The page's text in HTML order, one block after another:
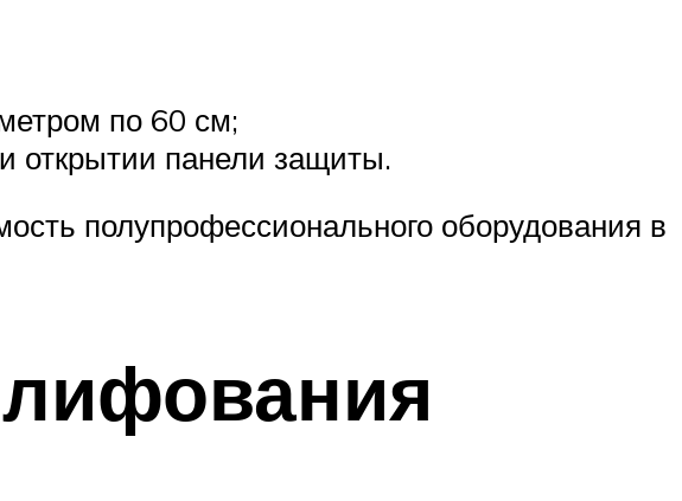
по 60 см;
открытии панели защиты.
полупрофессионального оборудования в